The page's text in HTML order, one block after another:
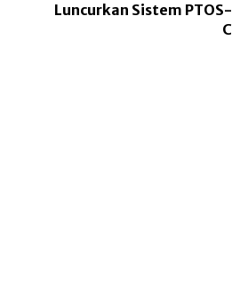
Luncurkan Sistem PTOS-
C